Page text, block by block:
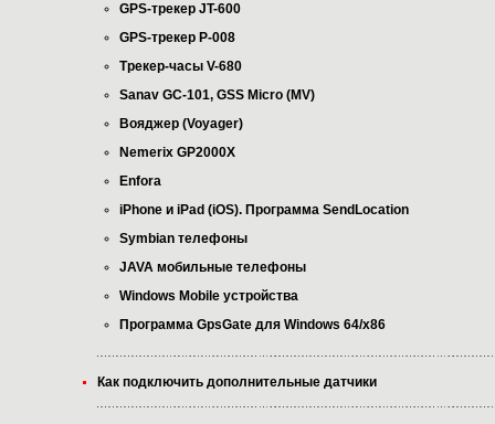
GPS-трекер JT-600
GPS-трекер P-008
Трекер-часы V-680
Sanav GC-101, GSS Micro (MV)
Вояджер (Voyager)
Nemerix GP2000X
Enfora
iPhone и iPad (iOS). Программа SendLocation
Symbian телефоны
JAVA мобильные телефоны
Windows Mobile устройства
Программа GpsGate для Windows 64/x86
Как подключить дополнительные датчики